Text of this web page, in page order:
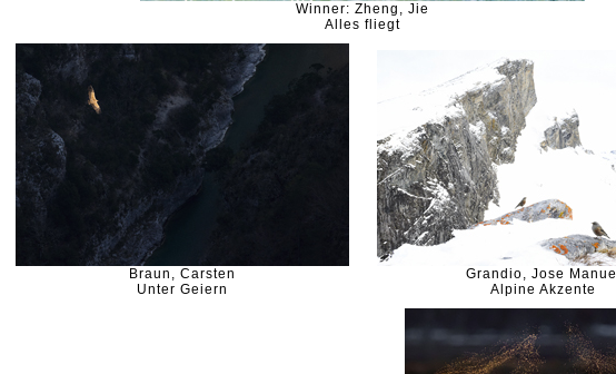
Winner: Zheng, Jie
Alles fliegt
Braun, Carsten
Unter Geiern
Grandio, Jose Manuel
Alpine Akzente